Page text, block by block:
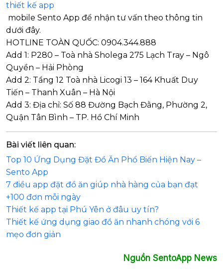
thiết kế app
mobile Sento App để nhận tư vấn theo thông tin
dưới đây.
HOTLINE TOÀN QUỐC: 0904.344.888
Add 1: P280 – Toà nhà Sholega 275 Lạch Tray – Ngô
Quyền – Hải Phòng
Add 2: Tầng 12 Toà nhà Licogi 13 – 164 Khuất Duy
Tiến – Thanh Xuân – Hà Nội
Add 3: Địa chỉ: Số 88 Đường Bạch Đằng, Phường 2,
Quận Tân Bình – TP. Hồ Chí Minh
Bài viết liên quan:
Top 10 Ứng Dụng Đặt Đồ Ăn Phổ Biến Hiện Nay –
Sento App
7 điều app đặt đồ ăn giúp nhà hàng của bạn đạt
+100 đơn mỗi ngày
Thiết kế app tại Phú Yên ở đâu uy tín?
Thiết kế ứng dụng giao đồ ăn nhanh chóng với 6
mẹo đơn giản
Nguồn SentoApp News